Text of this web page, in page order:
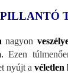
nagyon
. Ezen
nyújt a véletlen